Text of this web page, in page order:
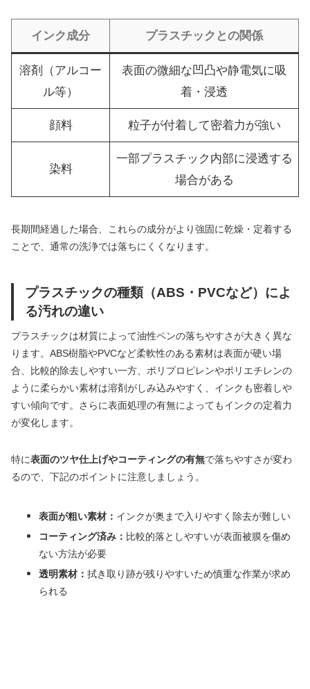
インク成分 プラスチックとの関係
溶剤（アルコー
ル等）
表面の微細な凹凸や静電気に吸
着・浸透
顔料 粒子が付着して密着力が強い
染料
一部プラスチック内部に浸透する
場合がある
長期間経過した場合、これらの成分がより強固に乾燥・定着する
ことで、通常の洗浄では落ちにくくなります。
プラスチックの種類（ABS・PVCなど）によ
る汚れの違い
プラスチックは材質によって油性ペンの落ちやすさが大きく異な
ります。ABS樹脂やPVCなど柔軟性のある素材は表面が硬い場
合、比較的除去しやすい一方、ポリプロピレンやポリエチレンの
ように柔らかい素材は溶剤がしみ込みやすく、インクも密着しや
すい傾向です。さらに表面処理の有無によってもインクの定着力
が変化します。
特に表面のツヤ仕上げやコーティングの有無で落ちやすさが変わ
るので、下記のポイントに注意しましょう。
表面が粗い素材： インクが奥まで入りやすく除去が難しい
コーティング済み： 比較的落としやすいが表面被膜を傷め
ない方法が必要
透明素材： 拭き取り跡が残りやすいため慎重な作業が求め
られる